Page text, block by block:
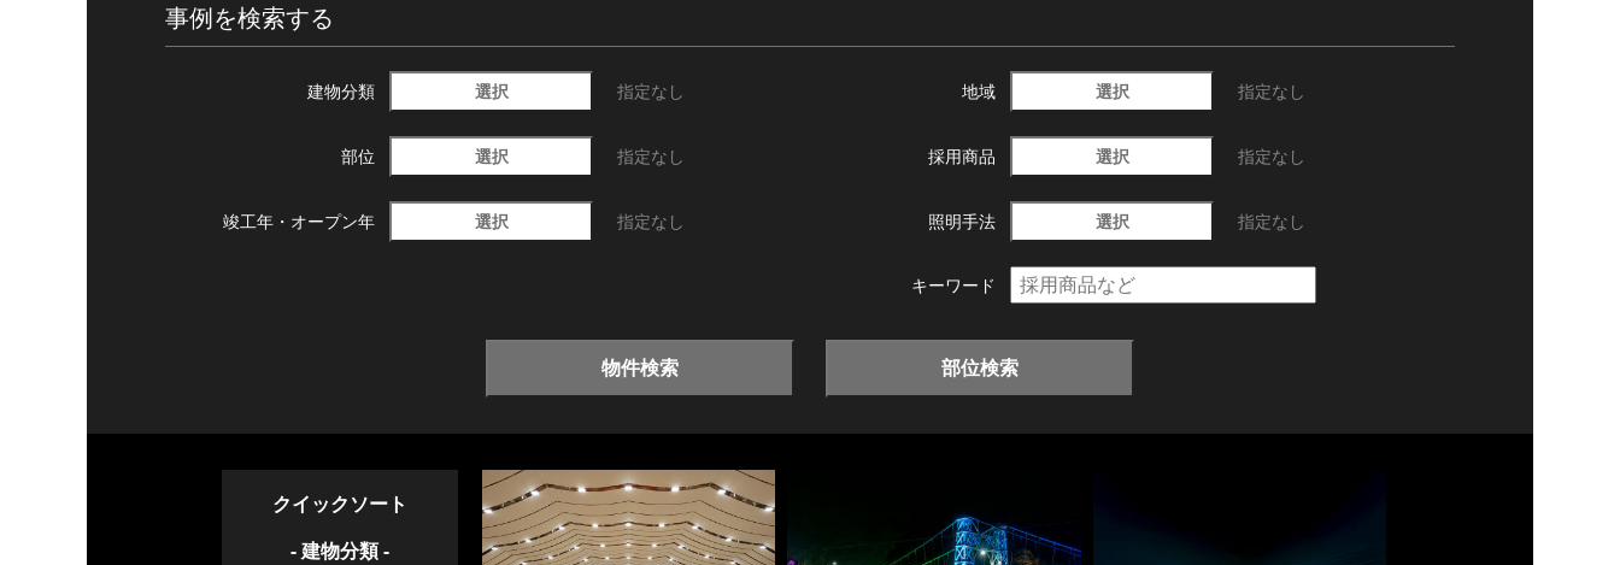
事例を検索する
建物分類 選択 指定なし 地域 選択 指定なし
部位 選択 指定なし 採用商品 選択 指定なし
竣工年・ オープン年 選択 指定なし 照明手法 選択 指定なし
キーワード
物件検索 部位検索
クイックソート
- 建物分類 -